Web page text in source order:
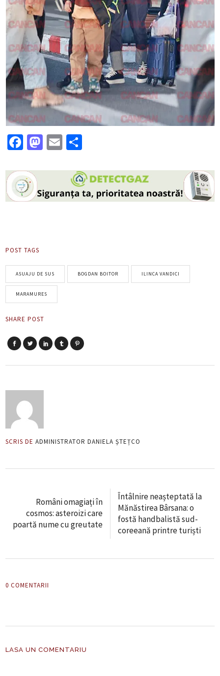
Facebook
Mastodon
Email
POST TAGS
ASUAJU DE SUS BOGDAN BOITOR ILINCA VANDICI
MARAMURES
SHARE POST
SCRIS DE ADMINISTRATOR DANIELA ȘTEȚCO
Români omagiați în
cosmos: asteroizi care
poartă nume cu greutate
Întâlnire neașteptată la
Mănăstirea Bârsana: o
fostă handbalistă sud-
coreeană printre turiști
0 COMENTARII
LASA UN COMENTARIU